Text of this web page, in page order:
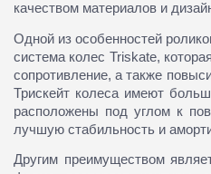
качеством материалов и
Одной из особенностей
система колес Triskate,
сопротивление, а также
Трискейт колеса имеют
расположены под углом к
лучшую стабильность и
Другим преимуществом